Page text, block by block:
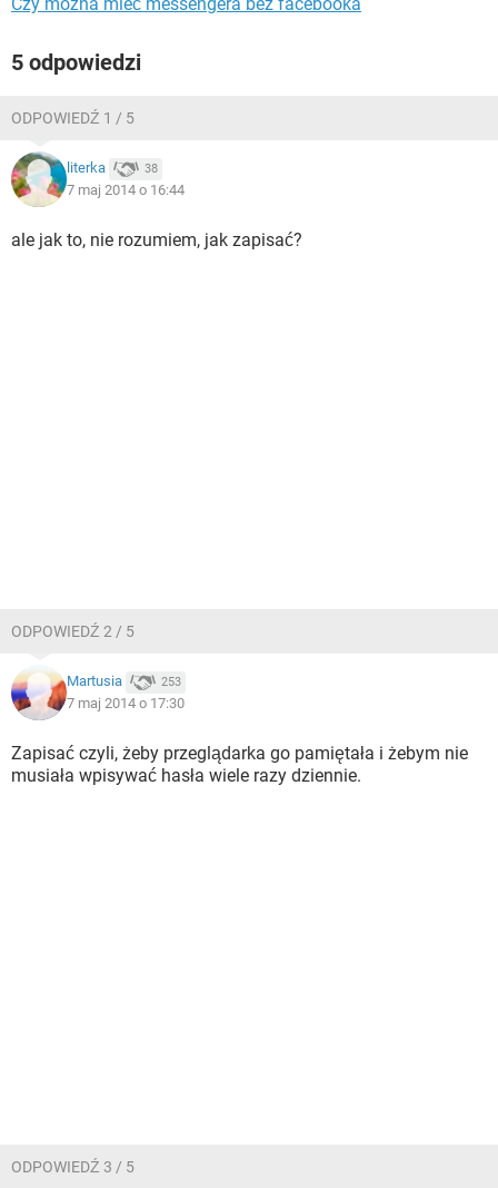
5 odpowiedzi
ODPOWIEDŹ 1 / 5
literka 38
7 maj 2014 o 16:44
ale jak to, nie rozumiem, jak zapisać?
ODPOWIEDŹ 2 / 5
Martusia 253
7 maj 2014 o 17:30
Zapisać czyli, żeby przeglądarka go pamiętała i żebym nie
musiała wpisywać hasła wiele razy dziennie.
ODPOWIEDŹ 3 / 5